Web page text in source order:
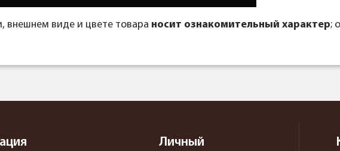
внешнем виде и цвете товара носит ознакомительный характер;
Личный